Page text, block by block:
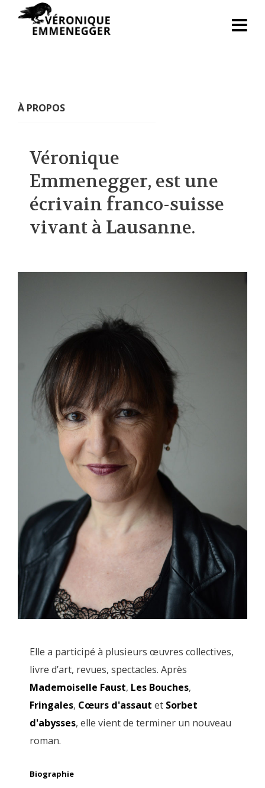
À PROPOS
Véronique
Emmenegger, est une
écrivain franco-suisse
vivant à Lausanne.
Elle a participé à plusieurs œuvres collectives,
livre d’art, revues, spectacles. Après
Mademoiselle Faust, Les Bouches,
Fringales, Cœurs d'assaut et Sorbet
d'abysses, elle vient de terminer un nouveau
roman.
Biographie